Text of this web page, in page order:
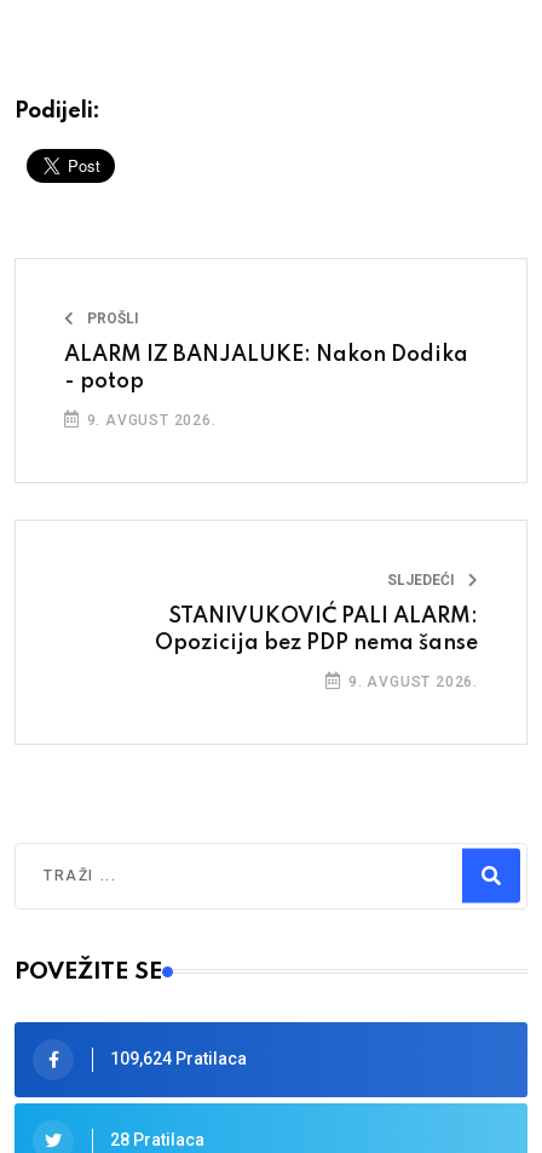
Podijeli:
PROŠLI
ALARM IZ BANJALUKE: Nakon Dodika
- potop
9. AVGUST 2026.
SLJEDEĆI
STANIVUKOVIĆ PALI ALARM:
Opozicija bez PDP nema šanse
9. AVGUST 2026.
Type 2 or more characters for results.
POVEŽITE SE
109,624 Pratilaca
28 Pratilaca